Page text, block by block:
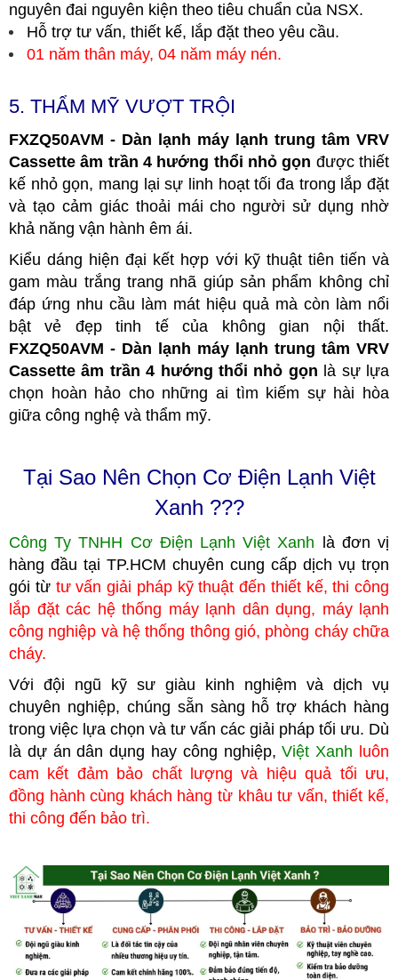
nguyên đai nguyên kiện theo tiêu chuẩn của NSX.
Hỗ trợ tư vấn, thiết kế, lắp đặt theo yêu cầu.
01 năm thân máy, 04 năm máy nén.
5. THẨM MỸ VƯỢT TRỘI
FXZQ50AVM - Dàn lạnh máy lạnh trung tâm VRV
Cassette âm trần 4 hướng thổi nhỏ gọn được thiết
kế nhỏ gọn, mang lại sự linh hoạt tối đa trong lắp đặt
và tạo cảm giác thoải mái cho người sử dụng nhờ
khả năng vận hành êm ái.
Kiểu dáng hiện đại kết hợp với kỹ thuật tiên tiến và
gam màu trắng trang nhã giúp sản phẩm không chỉ
đáp ứng nhu cầu làm mát hiệu quả mà còn làm nổi
bật vẻ đẹp tinh tế của không gian nội thất.
FXZQ50AVM - Dàn lạnh máy lạnh trung tâm VRV
Cassette âm trần 4 hướng thổi nhỏ gọn là sự lựa
chọn hoàn hảo cho những ai tìm kiếm sự hài hòa
giữa công nghệ và thẩm mỹ.
Tại Sao Nên Chọn Cơ Điện Lạnh Việt
Xanh ???
Công Ty TNHH Cơ Điện Lạnh Việt Xanh
là đơn vị
hàng đầu tại TP.HCM chuyên cung cấp dịch vụ trọn
gói từ tư vấn giải pháp kỹ thuật đến thiết kế, thi công
lắp đặt các hệ thống máy lạnh dân dụng, máy lạnh
công nghiệp và hệ thống thông gió, phòng cháy chữa
cháy.
Với đội ngũ kỹ sư giàu kinh nghiệm và dịch vụ
chuyên nghiệp, chúng sẵn sàng hỗ trợ khách hàng
trong việc lựa chọn và tư vấn các giải pháp tối ưu. Dù
là dự án dân dụng hay công nghiệp,Việt Xanh
luôn
cam kết đảm bảo chất lượng và hiệu quả tối ưu,
đồng hành cùng khách hàng từ khâu tư vấn, thiết kế,
thi công đến bảo trì.